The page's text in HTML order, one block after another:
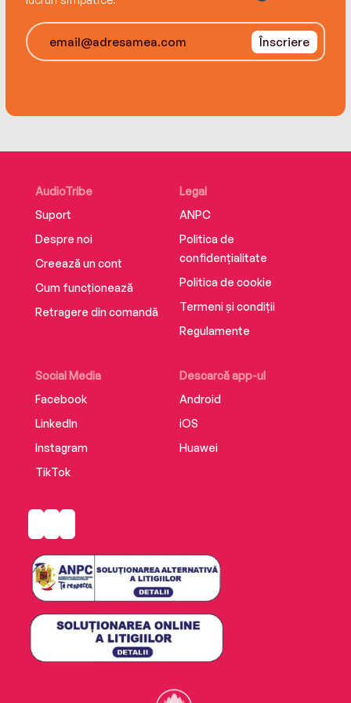
ISBN 9786064318060
Înscriere
AudioTribe
Suport
Despre noi
Creează un cont
Cum funcționează
Retragere din comandă
Social Media
Facebook
LinkedIn
Instagram
TikTok
Descarcă app-ul
Android
iOS
Huawei
Legal
ANPC
Politica de
confidențialitate
Politica de cookie
Termeni și condiții
Regulamente